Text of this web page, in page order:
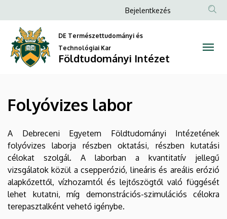
labor
Földtudományi
Intézet
a
tartalomra
Anonim
fiók
menüje
Bejelentkezés
DE Természettudományi és
Technológiai Kar
Földtudományi Intézet
Folyóvizes labor
A Debreceni Egyetem Földtudományi Intézetének
folyóvizes laborja részben oktatási, részben kutatási
célokat szolgál. A laborban a kvantitatív jellegű
vizsgálatok közül a csepperózió, lineáris és areális erózió
alapkőzettől, vízhozamtól és lejtőszögtől való függését
lehet kutatni, míg demonstrációs-szimulációs célokra
terepasztalként vehető igénybe.